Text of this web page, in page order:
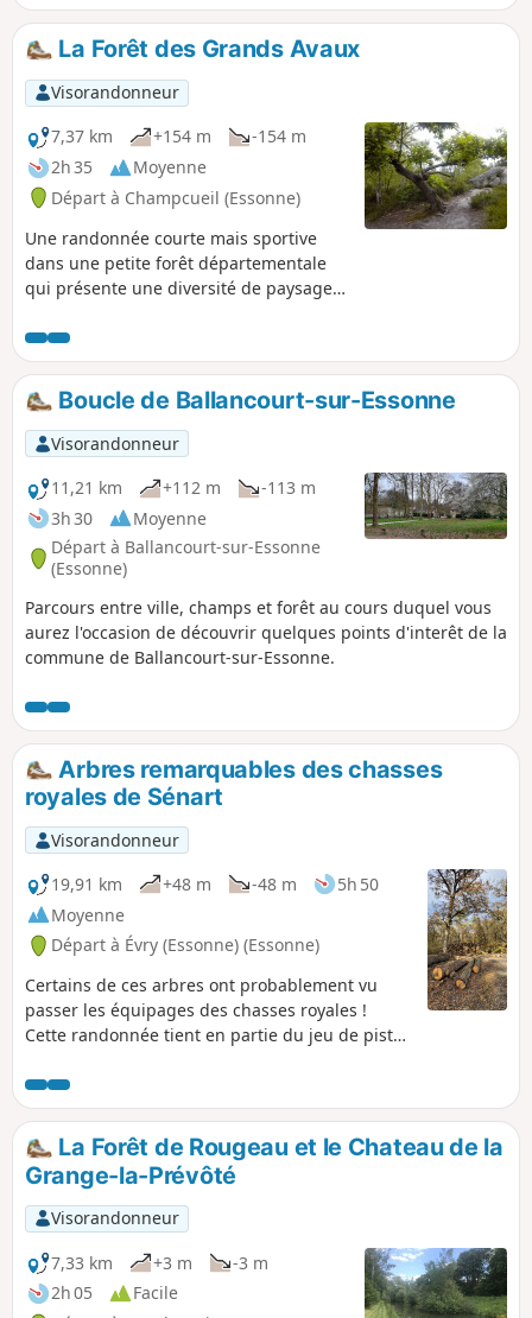
La Forêt des Grands Avaux
Visorandonneur
7,37 km
+154 m
-154 m
2h 35
Moyenne
Départ à Champcueil (Essonne)
Une randonnée courte mais sportive
dans une petite forêt départementale
qui présente une diversité de paysages
Fontainebleau : sous-bois aux essences
variées, chaos rocheux et blocs
d'escalade, anciennes carrières de grès,
platière, points de vue, etc.
Boucle de Ballancourt-sur-Essonne
Visorandonneur
11,21 km
+112 m
-113 m
3h 30
Moyenne
Départ à Ballancourt-sur-Essonne
(Essonne)
Parcours entre ville, champs et forêt au cours duquel vous
aurez l'occasion de découvrir quelques points d'interêt de la
commune de Ballancourt-sur-Essonne.
Arbres remarquables des chasses
royales de Sénart
Visorandonneur
19,91 km
+48 m -48 m
5h 50
Moyenne
Départ à Évry (Essonne) (Essonne)
Certains de ces arbres ont probablement vu
passer les équipages des chasses royales !
Cette randonnée tient en partie du jeu de piste.
souvent situés à quelques dizaines de mètres
des allées forestières, et nécessitent un petit
effort pour les découvrir. Mais la beauté de ces
spécimens fait vite oublier les difficultés. Le
passage à proximité de deux châteaux du XVIIIe
siècle agrémente encore ce parcours.
La Forêt de Rougeau et le Chateau de la
Grange-la-Prévôté
Visorandonneur
7,33 km
+3 m
-3 m
2h 05
Facile